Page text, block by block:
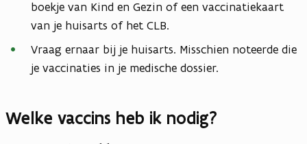
boekje van Kind en Gezin of een vaccinatiekaart
van je huisarts of het CLB.
Vraag ernaar bij je huisarts. Misschien noteerde die
je vaccinaties in je medische dossier.
Welke vaccins heb ik nodig?